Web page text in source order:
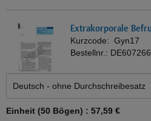
Extrakorporale
Kurzcode: Gyn17
Bestellnr.: DE607266
Einheit (50 Bögen) : 57,59 €